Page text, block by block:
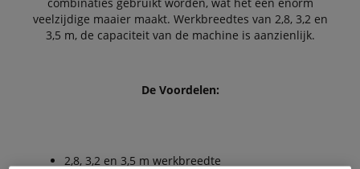
veelzijdige maaier maakt. Werkbreedtes van 2,8, 3,2 en
3,5 m, de capaciteit van de machine is aanzienlijk.
De Voordelen:
2,8, 3,2 en 3,5 m werkbreedte